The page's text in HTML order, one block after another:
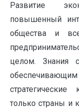
Развитие
повышенный
общества и
целом. Знания
обеспечивающим
только страны и